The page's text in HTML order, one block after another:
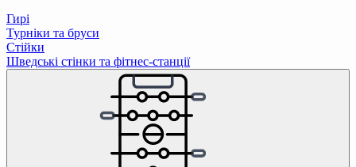
Гирі
Турніки та бруси
Стійки
Шведські стінки та фітнес-станції